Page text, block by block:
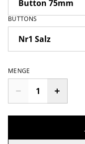
BUTTONS
MENGE